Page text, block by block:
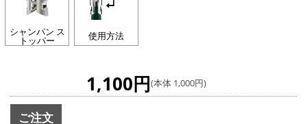
シャンパン ス
トッパー 使用方法
1,100円(本体 1,000円)
ご注文